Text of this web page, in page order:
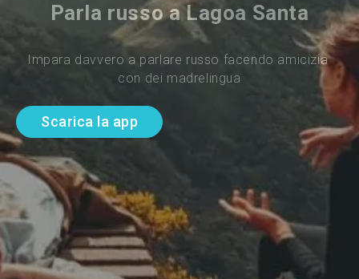
Parla russo a Lagoa Santa
Impara davvero a parlare russo facendo amicizia
con dei madrelingua
Scarica la app